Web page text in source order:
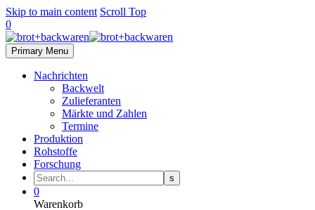
Skip to main content Scroll Top
0
Primary Menu
Nachrichten
Backwelt
Zulieferanten
Märkte und Zahlen
Termine
Produktion
Rohstoffe
Forschung
0
Warenkorb